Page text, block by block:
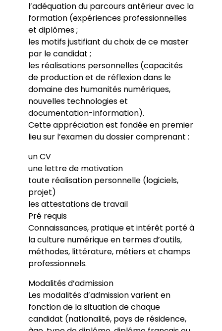
l’adéquation du parcours antérieur avec la
formation (expériences professionnelles
et diplômes ;
les motifs justifiant du choix de ce master
par le candidat ;
les réalisations personnelles (capacités
de production et de réflexion dans le
domaine des humanités numériques,
nouvelles technologies et
documentation-information).
Cette appréciation est fondée en premier
lieu sur l’examen du dossier comprenant :
un CV
une lettre de motivation
toute réalisation personnelle (logiciels,
projet)
les attestations de travail
Pré requis
Connaissances, pratique et intérêt porté à
la culture numérique en termes d’outils,
méthodes, littérature, métiers et champs
professionnels.
Modalités d’admission
Les modalités d’admission varient en
fonction de la situation de chaque
candidat (nationalité, pays de résidence,